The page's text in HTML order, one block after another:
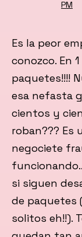
PM
Es la peor
conozco. En
paquetes!!!!
esa nefasta
cientos y
roban??? Es
negociete
si siguen
de paquetes
solitos eh!!).